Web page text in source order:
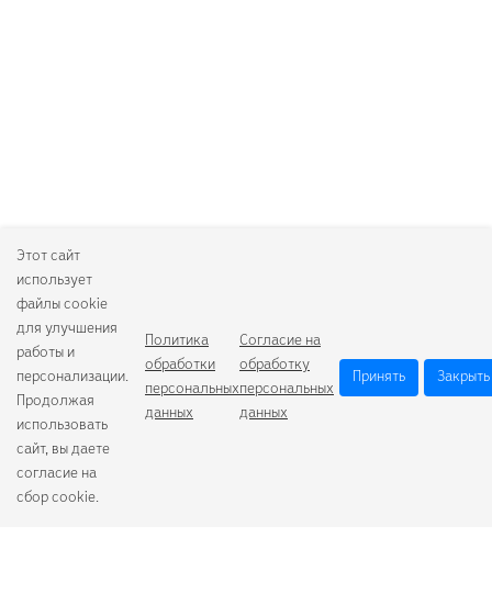
Этот сайт
использует
файлы cookie
для улучшения
работы и
персонализации.
Продолжая
использовать
сайт, вы даете
согласие на
сбор cookie.
Политика
обработки
персональных
данных
Согласие на
обработку
персональных
данных
Принять Закрыть